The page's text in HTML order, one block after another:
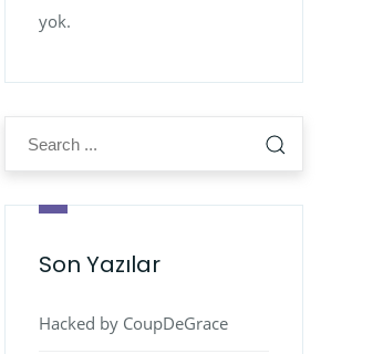
yok.
Son Yazılar
Hacked by CoupDeGrace